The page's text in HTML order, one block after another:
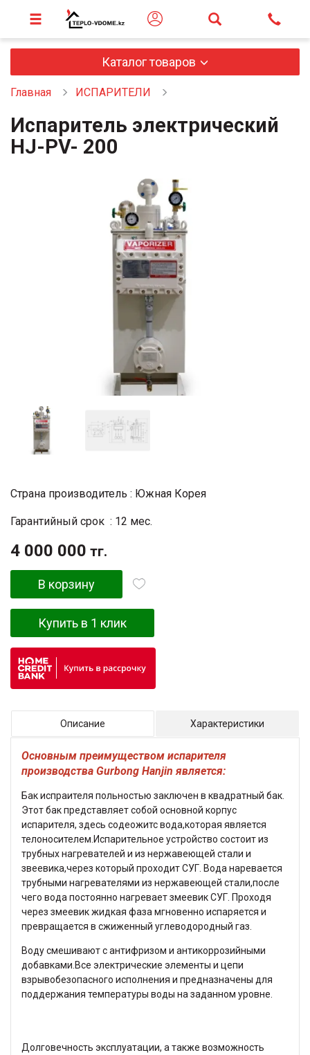
Каталог товаров
Главная ИСПАРИТЕЛИ
Испаритель электрический
HJ-PV- 200
Страна производитель : Южная Корея
Гарантийный срок : 12 мес.
4 000 000 тг.
В корзину
Купить в 1 клик
Описание Характеристики
Основным преимуществом испарителя
производства Gurbong Hanjin является:
Бак испраителя польностью заключен в квадратный бак.
Этот бак представляет собой основной корпус
испарителя, здесь содеожитс вода,которая является
телоносителем.Испарительное устройство состоит из
трубных нагревателей и из нержавеющей стали и
звеевика,через который проходит СУГ. Вода наревается
трубными нагревателями из нержавеющей стали,после
чего вода постоянно нагревает змеевик СУГ. Проходя
через змеевик жидкая фаза мгновенно испаряется и
превращается в сжиженный углеводородный газ.
Воду смешивают с антифризом и антикоррозийными
добавками.Все электрические элементы и цепи
взрывобезопасного исполнения и предназначены для
поддержания температуры воды на заданном уровне.
Долговечность эксплуатации, а также возможность